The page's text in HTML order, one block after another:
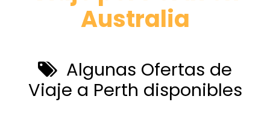
Australia
Algunas Ofertas de
Viaje a Perth disponibles